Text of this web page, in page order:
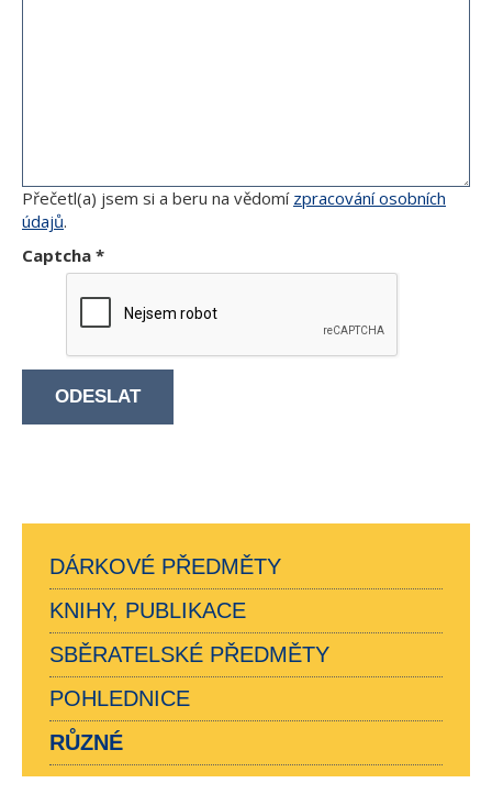
Přečetl(a) jsem si a beru na vědomí zpracování osobních
údajů.
Captcha *
ODESLAT
DÁRKOVÉ PŘEDMĚTY
KNIHY, PUBLIKACE
SBĚRATELSKÉ PŘEDMĚTY
POHLEDNICE
RŮZNÉ